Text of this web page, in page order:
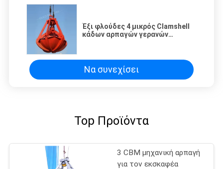
Έξι φλούδες 4 μικρός Clamshell
κάδων αρπαγών γερανών
Να συνεχίσει
Top Προϊόντα
3 CBM μηχανική αρπαγή
για τον εκσκαφέα